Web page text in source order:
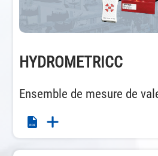
HYDROMETRICC
Ensemble de mesure de